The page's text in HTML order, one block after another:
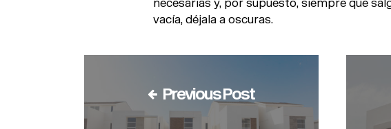
necesarias y, por supuesto, siempre que
vacía, déjala a oscuras.
Previous Post